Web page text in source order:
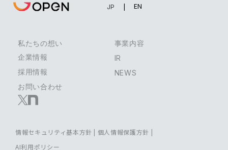
EN
JP
私たちの想い
事業内容
企業情報
IR
採用情報
NEWS
お問い合わせ
情報セキュリティ基本方針 | 個人情報保護方針 |
AI利用ポリシー